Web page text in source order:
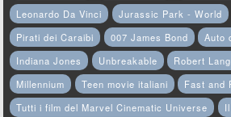
Leonardo Da Vinci
Jurassic Park - World
Pirati dei Caraibi
007 James Bond Auto
Indiana Jones
Unbreakable Robert
Millennium
Teen movie italiani
Fast and
Tutti i film del Marvel Cinematic Universe